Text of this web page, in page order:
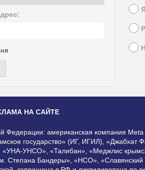
НА САЙТЕ
Федерации: американская компания
государство» (ИГ, ИГИЛ),
УНСО», «Талибан», «Меджлис
Степана Бандеры», «НСО»,